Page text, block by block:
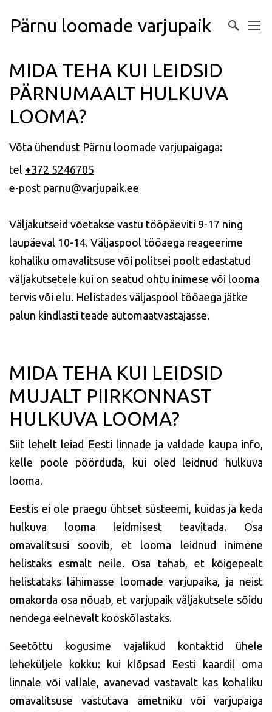
Pärnu loomade varjupaik
MIDA TEHA KUI LEIDSID
PÄRNUMAALT HULKUVA
LOOMA?
Võta ühendust Pärnu loomade varjupaigaga:
tel +372 5246705
e-post parnu@varjupaik.ee
Väljakutseid võetakse vastu tööpäeviti 9-17 ning
laupäeval 10-14. Väljaspool tööaega reageerime
kohaliku omavalitsuse või politsei poolt edastatud
väljakutsetele kui on seatud ohtu inimese või looma
tervis või elu. Helistades väljaspool tööaega jätke
palun kindlasti teade automaatvastajasse.
MIDA TEHA KUI LEIDSID
MUJALT PIIRKONNAST
HULKUVA LOOMA?
Siit lehelt leiad Eesti linnade ja valdade kaupa info,
kelle poole pöörduda, kui oled leidnud hulkuva
looma.
Eestis ei ole praegu ühtset süsteemi, kuidas ja keda
hulkuva looma leidmisest teavitada. Osa
omavalitsusi soovib, et looma leidnud inimene
helistaks esmalt neile. Osa tahab, et kõigepealt
helistataks lähimasse loomade varjupaika, ja neist
omakorda osa nõuab, et varjupaik väljakutsele sõidu
nendega eelnevalt kooskõlastaks.
Seetõttu kogusime vajalikud kontaktid ühele
leheküljele kokku: kui klõpsad Eesti kaardil oma
linnale või vallale, avanevad vastavalt kas kohaliku
omavalitsuse vastutava ametniku või varjupaiga